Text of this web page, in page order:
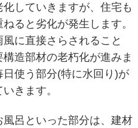
していきますが、住宅も
ると劣化が発生します。
に直接さらされること
造部材の老朽化が進みま
使う部分(特に水回り)が
きます。
呂といった部分は、建材